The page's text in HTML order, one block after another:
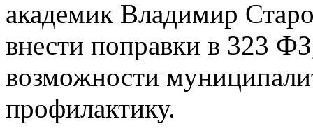
академик Владимир
внести поправки в 323
возможности
профилактику.